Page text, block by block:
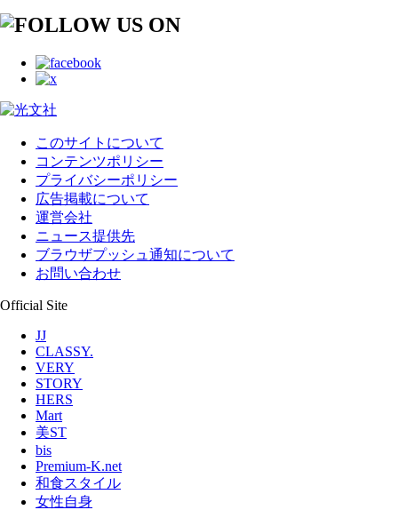
このサイトについて
コンテンツポリシー
プライバシーポリシー
広告掲載について
運営会社
ニュース提供先
ブラウザプッシュ通知について
お問い合わせ
Official Site
JJ
CLASSY.
VERY
STORY
HERS
Mart
美ST
bis
Premium-K.net
和食スタイル
女性自身